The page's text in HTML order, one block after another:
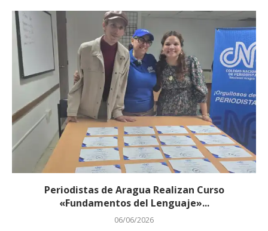
Periodistas de Aragua Realizan Curso
«Fundamentos del Lenguaje»...
06/06/2026